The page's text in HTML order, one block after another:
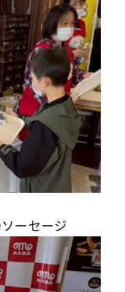
ーセージ